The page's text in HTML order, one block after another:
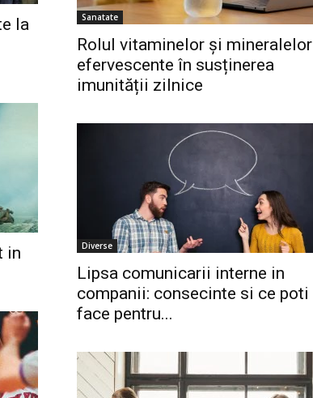
la
in
Sanatate
Rolul vitaminelor și mineralelor
efervescente în susținerea
imunității zilnice
Diverse
Lipsa comunicarii interne in
companii: consecinte si ce poti
face pentru...